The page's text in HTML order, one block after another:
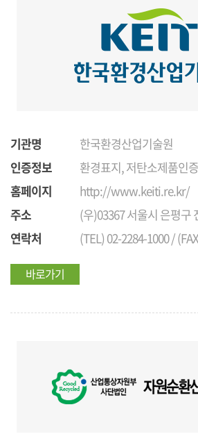
기관명
한국환경산업기술원
인증정보
환경표지, 저탄소제품인증
홈페이지
http://www.keiti.re.kr/
주소
(우)03367 서울시 은평구
연락처
(TEL) 02-2284-1000 /
바로가기